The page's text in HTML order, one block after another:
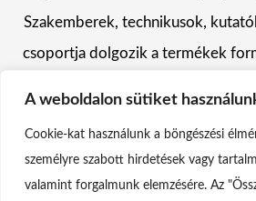
A weboldalon sütiket
Cookie-kat használunk a böngészési
személyre szabott hirdetések vagy
valamint forgalmunk elemzésére. Az
Szakemberek, technikusok,
csoportja dolgozik a termékek